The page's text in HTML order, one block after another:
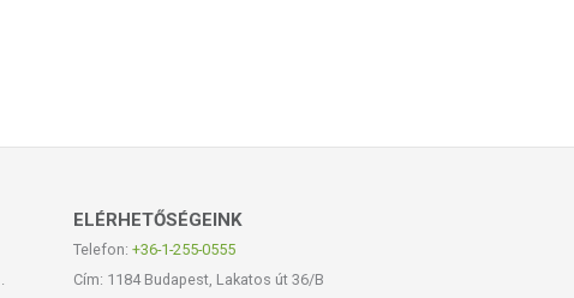
ELÉRHETŐSÉGEINK
Telefon: +36-1-255-0555
Cím: 1184 Budapest, Lakatos út 36/B